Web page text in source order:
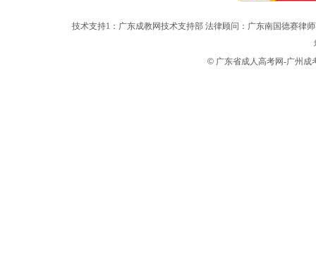
技术支持1：广东成教网技术支持部 法律顾问：广东南国德赛律
© 广东省成人高考网-广州